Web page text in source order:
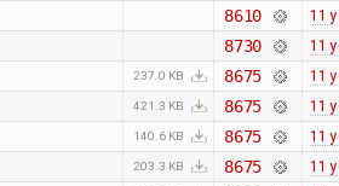
8610 11
8730 11
237.0 KB 8675 11
421.3 KB 8675 11
140.6 KB 8675 11
203.3 KB 8675 11